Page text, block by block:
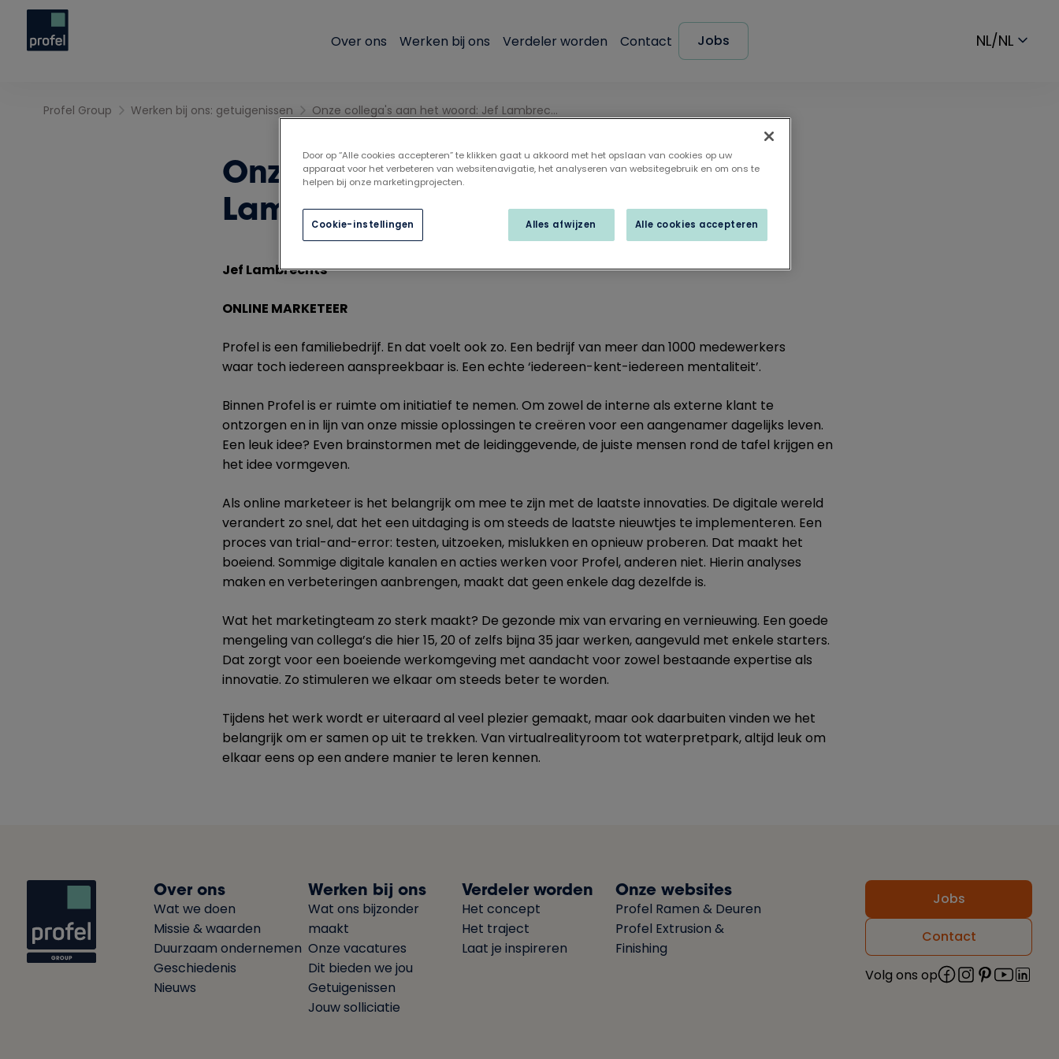
Over ons Werken bij ons Verdeler worden Contact Jobs NL/NL
Profel Group Werken bij ons: getuigenissen Onze collega's aan het woord: Jef Lambrechts
Onze collega's aan het woord: Jef
Lambrechts
Jef Lambrechts
ONLINE MARKETEER
Profel is een familiebedrijf. En dat voelt ook zo. Een bedrijf van meer dan 1000 medewerkers
waar toch iedereen aanspreekbaar is. Een echte ‘iedereen-kent-iedereen mentaliteit’.
Binnen Profel is er ruimte om initiatief te nemen. Om zowel de interne als externe klant te
ontzorgen en in lijn van onze missie oplossingen te creëren voor een aangenamer dagelijks leven.
Een leuk idee? Even brainstormen met de leidinggevende, de juiste mensen rond de tafel krijgen en
het idee vormgeven.
Als online marketeer is het belangrijk om mee te zijn met de laatste innovaties. De digitale wereld
verandert zo snel, dat het een uitdaging is om steeds de laatste nieuwtjes te implementeren. Een
proces van trial-and-error: testen, uitzoeken, mislukken en opnieuw proberen. Dat maakt het
boeiend. Sommige digitale kanalen en acties werken voor Profel, anderen niet. Hierin analyses
maken en verbeteringen aanbrengen, maakt dat geen enkele dag dezelfde is.
Wat het marketingteam zo sterk maakt? De gezonde mix van ervaring en vernieuwing. Een goede
mengeling van collega’s die hier 15, 20 of zelfs bijna 35 jaar werken, aangevuld met enkele starters.
Dat zorgt voor een boeiende werkomgeving met aandacht voor zowel bestaande expertise als
innovatie. Zo stimuleren we elkaar om steeds beter te worden.
Tijdens het werk wordt er uiteraard al veel plezier gemaakt, maar ook daarbuiten vinden we het
belangrijk om er samen op uit te trekken. Van virtualrealityroom tot waterpretpark, altijd leuk om
elkaar eens op een andere manier te leren kennen.
Over ons
Wat we doen
Missie & waarden
Duurzaam ondernemen
Geschiedenis
Nieuws
Werken bij ons
Wat ons bijzonder
maakt
Onze vacatures
Dit bieden we jou
Getuigenissen
Jouw solliciatie
Verdeler worden
Het concept
Het traject
Laat je inspireren
Onze websites
Profel Ramen & Deuren
Profel Extrusion &
Finishing
Jobs
Contact
Volg ons op
Door op “Alle cookies accepteren” te klikken gaat u akkoord met het opslaan van cookies op uw
apparaat voor het verbeteren van websitenavigatie, het analyseren van websitegebruik en om ons te
helpen bij onze marketingprojecten.
Alles afwijzen Alle cookies accepteren
Cookie-instellingen